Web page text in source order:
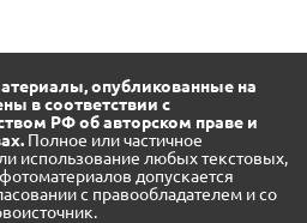
опубликованные на
в соответствии с
РФ об авторском праве и
Полное или частичное
использование любых текстовых,
допускается
с правообладателем и со